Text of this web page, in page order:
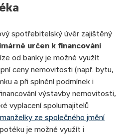
spotřebitelský úvěr zajištěný
určen k financování
od banky je možné využít
ceny nemovitosti (např. bytu,
a při splnění podmínek i
výstavby nemovitosti,
vyplacení spolumajitelů
ze společného jmění
je možné využít i